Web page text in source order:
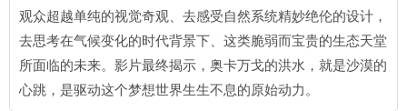
观众超越单纯的视觉奇观、去感受自然系统精妙绝伦的设计，
去思考在气候变化的时代背景下、这类脆弱而宝贵的生态天堂
所面临的未来。影片最终揭示，奥卡万戈的洪水，就是沙漠的
心跳，是驱动这个梦想世界生生不息的原始动力。